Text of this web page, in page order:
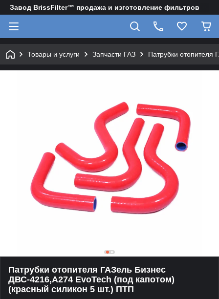
Завод BrissFilter™ продажа и изготовление фильтров
Товары и услуги Запчасти ГАЗ Патрубки отопителя
Патрубки отопителя ГАЗель Бизнес
ДВС-4216,А274 EvoTech (под капотом)
(красный силикон 5 шт.) ПТП